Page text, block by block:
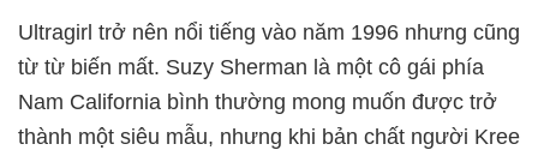
Ultragirl trở nên nổi tiếng vào năm 1996 nhưng cũng
từ từ biến mất. Suzy Sherman là một cô gái phía
Nam California bình thường mong muốn được trở
thành một siêu mẫu, nhưng khi bản chất người Kree